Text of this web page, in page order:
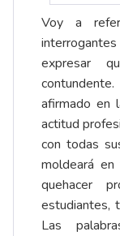
Voy a
expresar
afirmado en
actitud
con todas
moldeará
quehacer
estudiantes,
Las